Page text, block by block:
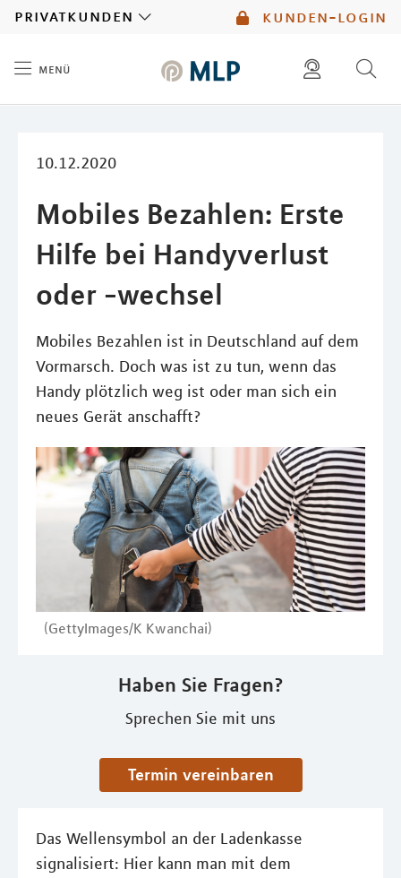
kunden-login
privatkunden
menü
10.12.2020
Mobiles Bezahlen: Erste
Hilfe bei Handyverlust
oder -wechsel
Mobiles Bezahlen ist in Deutschland auf dem
Vormarsch. Doch was ist zu tun, wenn das
Handy plötzlich weg ist oder man sich ein
neues Gerät anschafft?
(GettyImages/K Kwanchai)
Haben Sie Fragen?
Sprechen Sie mit uns
Termin vereinbaren
Das Wellensymbol an der Ladenkasse
signalisiert: Hier kann man mit dem